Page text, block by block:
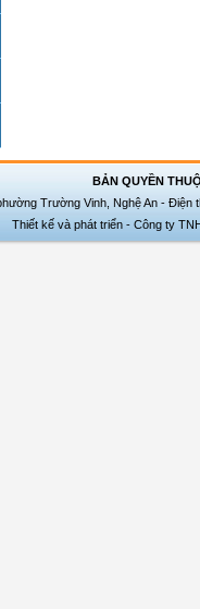
BẢN QUYỀN
Trường Vinh, Nghệ An - Điện
Thiết kế và phát triển - Công ty